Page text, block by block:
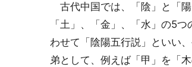
古代中国では、「陰」と「陽
「土」、「金」、「水」の5
わせて「陰陽五行説」といい
弟として、例えば「甲」を「